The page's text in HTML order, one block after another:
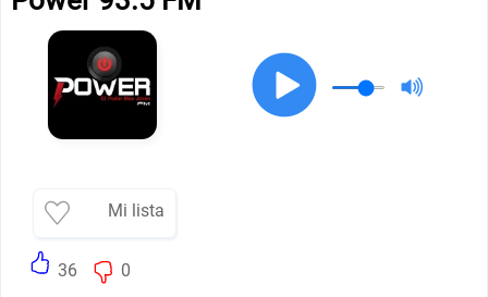
Mi lista
36 0